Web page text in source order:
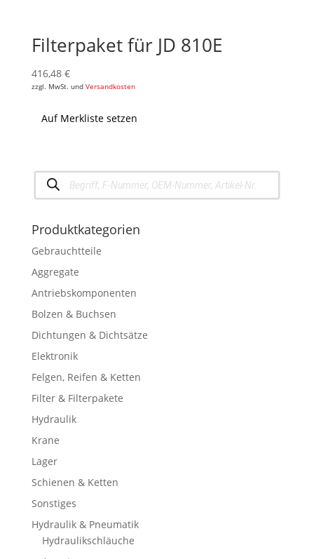
Filterpaket für JD 810E
416,48 €
zzgl. MwSt. und Versandkosten
Auf Merkliste setzen
Products
search
Produktkategorien
Gebrauchtteile
Aggregate
Antriebskomponenten
Bolzen & Buchsen
Dichtungen & Dichtsätze
Elektronik
Felgen, Reifen & Ketten
Filter & Filterpakete
Hydraulik
Krane
Lager
Schienen & Ketten
Sonstiges
Hydraulik & Pneumatik
Hydraulikschläuche